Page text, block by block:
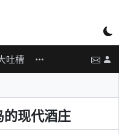
吐槽
现代酒庄